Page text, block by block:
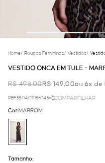
Home/ Roupas Femininas/ Vestidos/
VESTIDO ONCA EM TULE -
R$ 498,00R$ 149,00ou 6x de
REF.55.04.0105-043 COMPARTILHAR
Cor:MARROM
Tamanho: